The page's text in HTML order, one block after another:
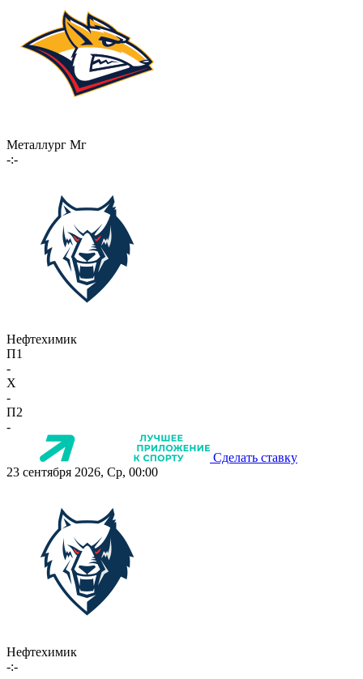
Металлург Мг
-:-
Нефтехимик
П1
-
X
-
П2
-
Сделать ставку
23 сентября 2026, Ср, 00:00
Нефтехимик
-:-